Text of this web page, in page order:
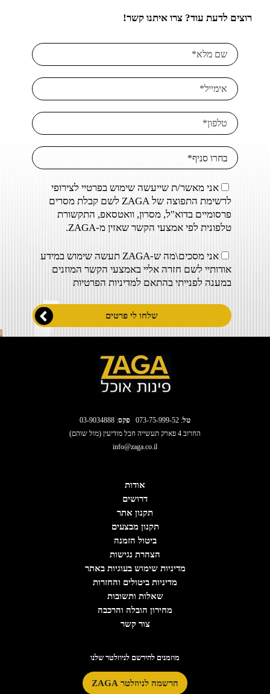
רוצים לדעת עוד? צרו איתנו קשר!
אני מאשר/ת שייעשה שימוש בפרטיי לצירופי
לרשימת התפוצה של ZAGA לשם קבלת מסרים
פרסומיים בדוא"ל, מסרון, וואטסאפ, התקשורת
טלפונית לפי אמצעי הקשר שאזין מ-ZAGA.
אני מסכים\מה ש-ZAGA תעשה שימוש במידע
אודותיי לשם חזרה אליי באמצעי הקשר המוזנים
במענה לפנייתי בהתאם למדיניות הפרטיות
טל:
073-75-999-52 פקס: 03-9034888
החרוב 4 פארק תעשייה חבל מודיעין (מול שוהם)
info@zaga.co.il
אודות
דרושים
תקנון אתר
תקנון מבצעים
ביטול הזמנה
הצהרת נגישות
מדיניות שימוש בעוגיות באתר
מדיניות ביטולים והחזרות
שאלות ותשובות
מחירון הובלה והרכבה
צור קשר
מוזמנים להירשם לניוזלטר שלנו
הרשמה לניוזלטר ZAGA